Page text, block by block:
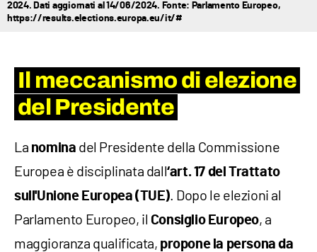
2024. Dati aggiornati al 14/06/2024. Fonte: Parlamento Europeo,
https://results.elections.europa.eu/it/#
Il meccanismo di elezione
del Presidente
La nomina del Presidente della Commissione
Europea è disciplinata dall‘art. 17 del Trattato
sull'Unione Europea (TUE) . Dopo le elezioni al
Parlamento Europeo, il Consiglio Europeo, a
maggioranza qualificata, propone la persona da